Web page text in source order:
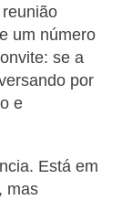
um número
se a
por
e
Está em
mas